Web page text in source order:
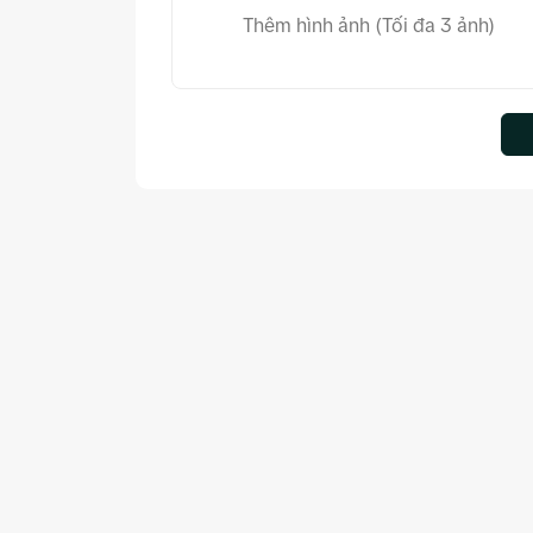
Thêm hình ảnh (Tối đa 3 ảnh)